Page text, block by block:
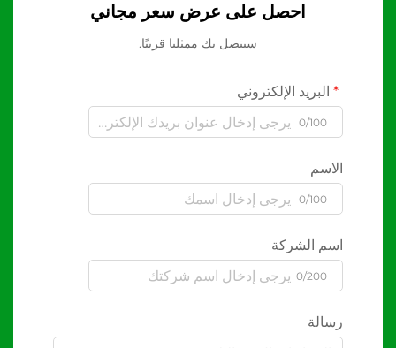
احصل على عرض سعر مجاني
سيتصل بك ممثلنا قريبًا.
البريد الإلكتروني
0/100
الاسم
0/100
اسم الشركة
0/200
رسالة